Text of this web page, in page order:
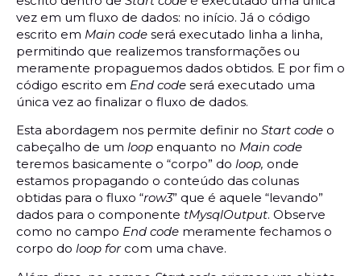
vez em um fluxo de dados: no início. Já o código
escrito em Main code será executado linha a linha,
permitindo que realizemos transformações ou
meramente propaguemos dados obtidos. E por fim o
código escrito em End code será executado uma
única vez ao finalizar o fluxo de dados.
Esta abordagem nos permite definir no Start code o
cabeçalho de um loop enquanto no Main code
teremos basicamente o “corpo” do loop, onde
estamos propagando o conteúdo das colunas
obtidas para o fluxo “row3” que é aquele “levando”
dados para o componente tMysqlOutput. Observe
como no campo End code meramente fechamos o
corpo do loop forcom uma chave.